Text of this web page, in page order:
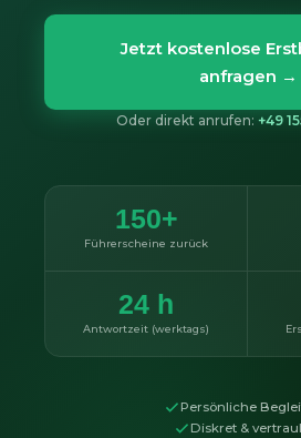
Jetzt kostenlose
anfragen →
Oder direkt anrufen: +49
150+
Führerscheine zurück
24 h
Antwortzeit (werktags)
Persönliche
Diskret &